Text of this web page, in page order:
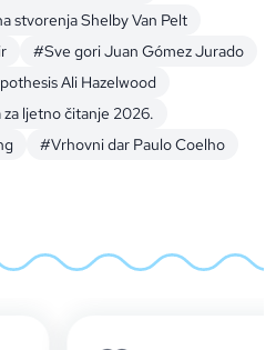
stvorenja Shelby Van Pelt
#Sve gori Juan Gómez Jurado
Ali Hazelwood
za ljetno čitanje 2026.
#Vrhovni dar Paulo Coelho